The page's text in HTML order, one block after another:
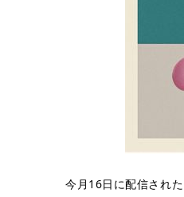
今月16日に配信された